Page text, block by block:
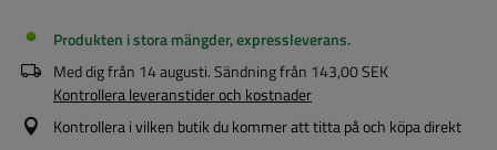
Produkten i stora mängder, expressleverans
Med dig från 14 augusti. Sändning från 143,00 SEK
Kontrollera leveranstider och kostnader
Kontrollera i vilken butik du kommer att titta på och köpa direkt